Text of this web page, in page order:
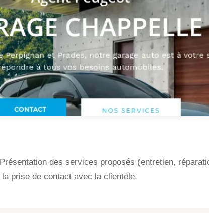
des services proposés (entretien,
prise de contact avec la clientèle.